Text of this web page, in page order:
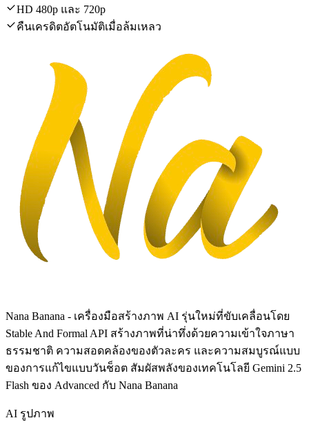
HD 480p และ 720p
คืนเครดิตอัตโนมัติเมื่อล้มเหลว
Nana Banana - เครื่องมือสร้างภาพ AI รุ่นใหม่ที่ขับเคลื่อนโดย
Stable And Formal API สร้างภาพที่น่าทึ่งด้วยความเข้าใจภาษา
ธรรมชาติ ความสอดคล้องของตัวละคร และความสมบูรณ์แบบ
ของการแก้ไขแบบวันช็อต สัมผัสพลังของเทคโนโลยี Gemini 2.5
Flash ของ Advanced กับ Nana Banana
AI รูปภาพ